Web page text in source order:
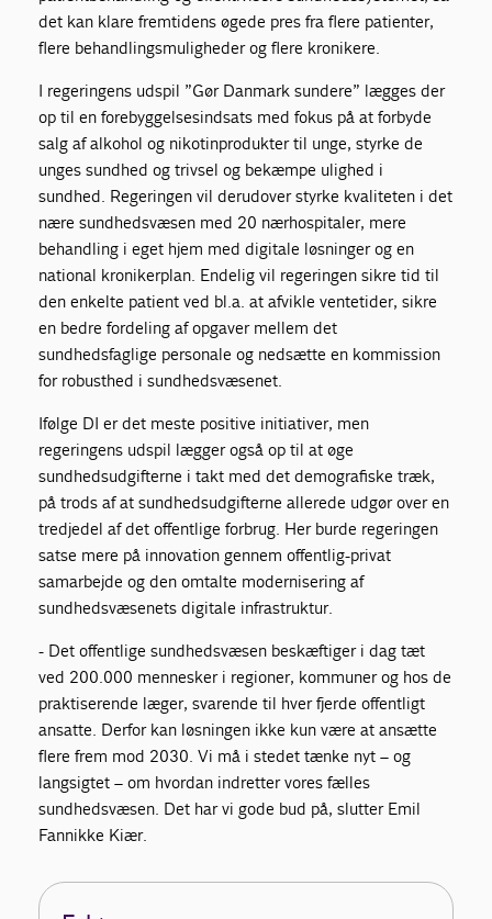
det kan klare fremtidens øgede pres fra flere patienter,
flere behandlingsmuligheder og flere kronikere.
I regeringens udspil ”Gør Danmark sundere” lægges der
op til en forebyggelsesindsats med fokus på at forbyde
salg af alkohol og nikotinprodukter til unge, styrke de
unges sundhed og trivsel og bekæmpe ulighed i
sundhed. Regeringen vil derudover styrke kvaliteten i det
nære sundhedsvæsen med 20 nærhospitaler, mere
behandling i eget hjem med digitale løsninger og en
national kronikerplan. Endelig vil regeringen sikre tid til
den enkelte patient ved bl.a. at afvikle ventetider, sikre
en bedre fordeling af opgaver mellem det
sundhedsfaglige personale og nedsætte en kommission
for robusthed i sundhedsvæsenet.
Ifølge DI er det meste positive initiativer, men
regeringens udspil lægger også op til at øge
sundhedsudgifterne i takt med det demografiske træk,
på trods af at sundhedsudgifterne allerede udgør over en
tredjedel af det offentlige forbrug. Her burde regeringen
satse mere på innovation gennem offentlig-privat
samarbejde og den omtalte modernisering af
sundhedsvæsenets digitale infrastruktur.
- Det offentlige sundhedsvæsen beskæftiger i dag tæt
ved 200.000 mennesker i regioner, kommuner og hos de
praktiserende læger, svarende til hver fjerde offentligt
ansatte. Derfor kan løsningen ikke kun være at ansætte
flere frem mod 2030. Vi må i stedet tænke nyt – og
langsigtet – om hvordan indretter vores fælles
sundhedsvæsen. Det har vi gode bud på, slutter Emil
Fannikke Kiær.